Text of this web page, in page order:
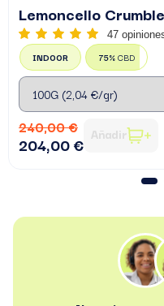
Lemoncello Crumble
47
INDOOR 75%CBD
240,00 €
204,00 € Añadir